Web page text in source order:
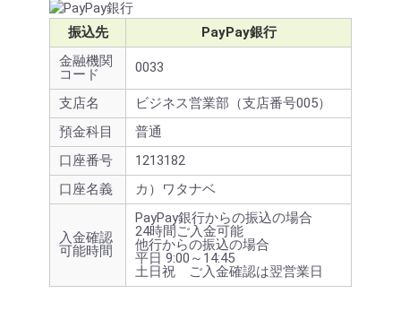
振込先
PayPay銀行
金融機関
コード
0033
支店名
ビジネス営業部（支店番号005）
預金科目
普通
口座番号
1213182
口座名義
カ）ワタナベ
入金確認
可能時間
PayPay銀行からの振込の場合
24時間ご入金可能
他行からの振込の場合
平日 9:00～14:45
土日祝 ご入金確認は翌営業日